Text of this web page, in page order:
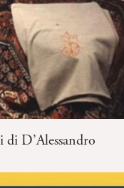
D’Alessandro